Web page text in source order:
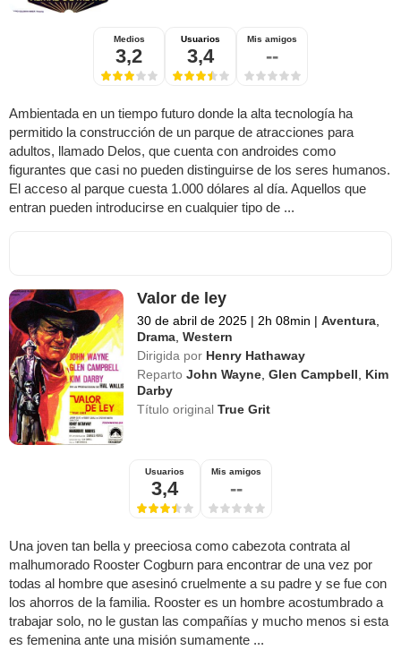
Medios
3,2
Usuarios
3,4
Mis amigos
--
Ambientada en un tiempo futuro donde la alta tecnología ha
permitido la construcción de un parque de atracciones para
adultos, llamado Delos, que cuenta con androides como
figurantes que casi no pueden distinguirse de los seres humanos.
El acceso al parque cuesta 1.000 dólares al día. Aquellos que
entran pueden introducirse en cualquier tipo de ...
Valor de ley
30 de abril de 2025 | 2h 08min | Aventura
Drama ,Western
Dirigida por Henry Hathaway
Reparto John Wayne ,Glen Campbell
Kim
Darby
Título originalTrue Grit
Usuarios
3,4
Mis amigos
--
Una joven tan bella y preeciosa como cabezota contrata al
malhumorado Rooster Cogburn para encontrar de una vez por
todas al hombre que asesinó cruelmente a su padre y se fue con
los ahorros de la familia. Rooster es un hombre acostumbrado a
trabajar solo, no le gustan las compañías y mucho menos si esta
es femenina ante una misión sumamente ...